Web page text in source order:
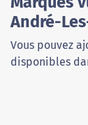
André-
Vous pouvez
disponibles